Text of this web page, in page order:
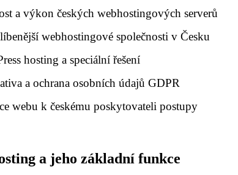
a výkon českých webhostingových serverů
webhostingové společnosti v Česku
hosting a speciální řešení
a ochrana osobních údajů GDPR
webu k českému poskytovateli postupy
a jeho základní funkce